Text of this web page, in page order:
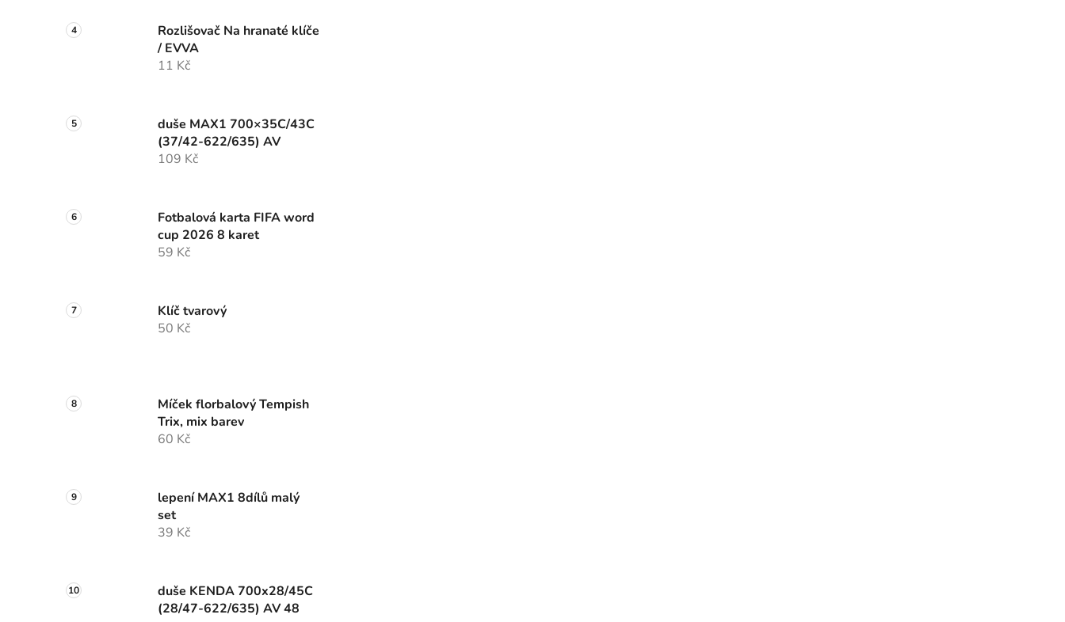
Rozlišovač Na hranaté klíče
/ EVVA
11 Kč
duše MAX1 700×35C/43C
(37/42-622/635) AV
109 Kč
Fotbalová karta FIFA word
cup 2026 8 karet
59 Kč
Klíč tvarový
50 Kč
Míček florbalový Tempish
Trix, mix barev
60 Kč
lepení MAX1 8dílů malý
set
39 Kč
duše KENDA 700x28/45C
(28/47-622/635) AV 48